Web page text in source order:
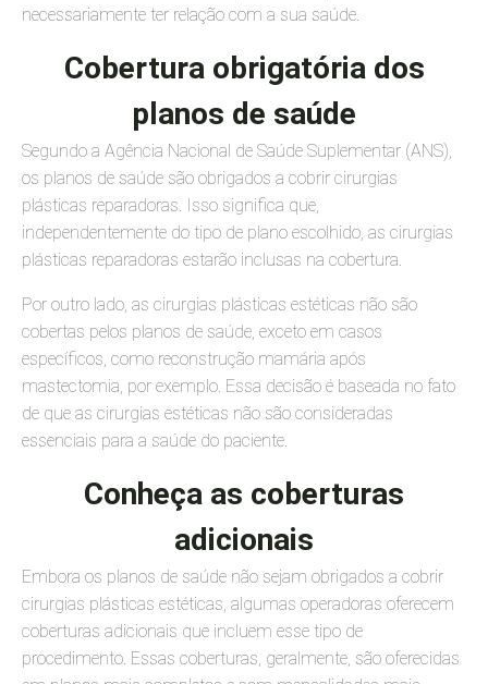
necessariamente ter relação com a sua saúde.
Cobertura obrigatória dos
planos de saúde
Segundo a Agência Nacional de Saúde Suplementar (ANS),
os planos de saúde são obrigados a cobrir cirurgias
plásticas reparadoras. Isso significa que,
independentemente do tipo de plano escolhido, as cirurgias
plásticas reparadoras estarão inclusas na cobertura.
Por outro lado, as cirurgias plásticas estéticas não são
cobertas pelos planos de saúde, exceto em casos
específicos, como reconstrução mamária após
mastectomia, por exemplo. Essa decisão é baseada no fato
de que as cirurgias estéticas não são consideradas
essenciais para a saúde do paciente.
Conheça as coberturas
adicionais
Embora os planos de saúde não sejam obrigados a cobrir
cirurgias plásticas estéticas, algumas operadoras oferecem
coberturas adicionais que incluem esse tipo de
procedimento. Essas coberturas, geralmente, são oferecidas